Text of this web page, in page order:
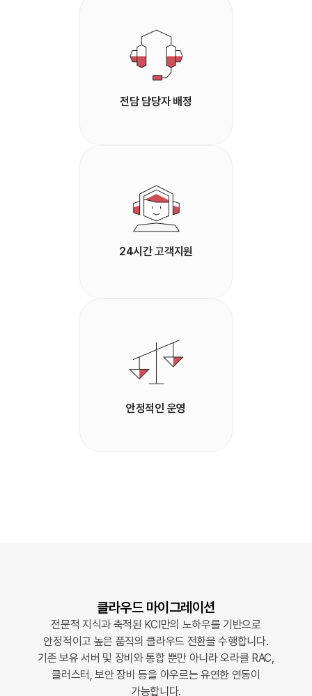
전담 담당자 배정
24시간 고객지원
안정적인 운영
클라우드 마이그레이션
전문적 지식과 축적된 KCI만의 노하우를 기반으로
안정적이고 높은 품직의 클라우드 전환을 수행합니다.
기존 보유 서버 및 장비와 통합 뿐만 아니라 오라클 RAC,
클러스터, 보안 장비 등을 아우르는 유연한 연동이
가능합니다.